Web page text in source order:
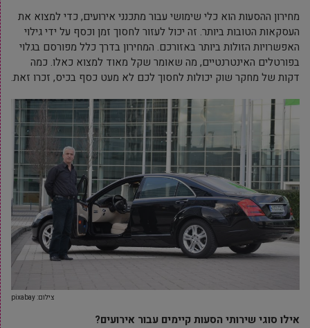
מחירון ההסעות הוא כלי שימושי עבור מתכנני אירועים, כדי למצוא את
העסקאות הטובות ביותר. זה יכול לעזור לחסוך זמן וכסף על ידי גילוי
האפשרויות הזולות ביותר באזורכם. המחירון בדרך כלל מפורסם בגלוי
בפורטלים האינטרנטיים, מה שאומר שקל מאוד למצוא כאלו. כמה
דקות של מחקר שוק יכולות לחסוך לכם לא מעט כסף בכיס, זכרו זאת.
צילום: pixabay
אילו סוגי שירותי הסעות קיימים עבור אירועים?